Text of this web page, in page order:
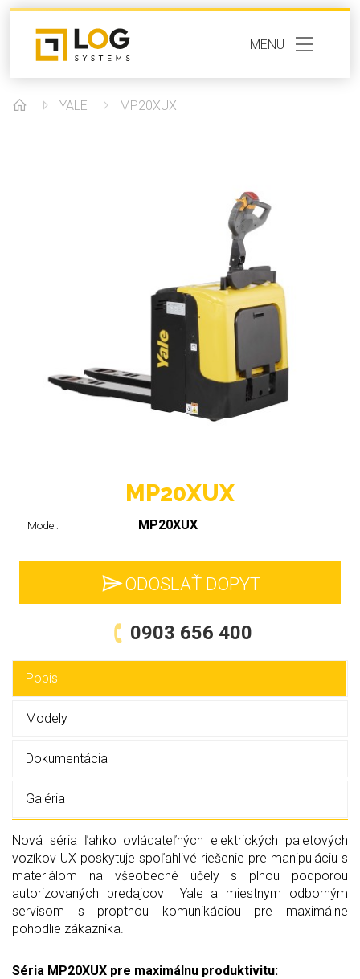
MENU
YALE MP20XUX
MP20XUX
Model: MP20XUX
ODOSLAŤ DOPYT
0903 656 400
Popis
Modely
Dokumentácia
Galéria
Nová séria ľahko ovládateľných elektrických paletových
vozíkov UX poskytuje spoľahlivé riešenie pre manipuláciu s
materiálom na všeobecné účely s plnou podporou
autorizovaných predajcov Yale a miestnym odborným
servisom s proptnou komunikáciou pre maximálne
pohodlie zákazníka.
Séria MP20XUX pre maximálnu produktivitu: